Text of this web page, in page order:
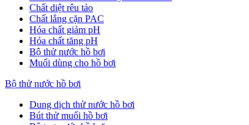
Chất diệt rêu tảo
Chất lắng cặn PAC
Hóa chất giảm pH
Hóa chất tăng pH
Bộ thử nước hồ bơi
Muối dùng cho hồ bơi
Bộ thử nước hồ bơi
Dung dịch thử nước hồ bơi
Bút thử muối hồ bơi